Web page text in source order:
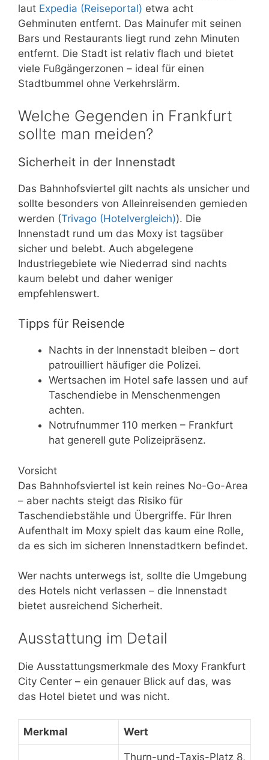
laut Expedia (Reiseportal) etwa acht
Gehminuten entfernt. Das Mainufer mit seinen
Bars und Restaurants liegt rund zehn Minuten
entfernt. Die Stadt ist relativ flach und bietet
viele Fußgängerzonen – ideal für einen
Stadtbummel ohne Verkehrslärm.
Welche Gegenden in Frankfurt
sollte man meiden?
Sicherheit in der Innenstadt
Das Bahnhofsviertel gilt nachts als unsicher und
sollte besonders von Alleinreisenden gemieden
werden (Trivago (Hotelvergleich)). Die
Innenstadt rund um das Moxy ist tagsüber
sicher und belebt. Auch abgelegene
Industriegebiete wie Niederrad sind nachts
kaum belebt und daher weniger
empfehlenswert.
Tipps für Reisende
Nachts in der Innenstadt bleiben – dort
patrouilliert häufiger die Polizei.
Wertsachen im Hotel safe lassen und auf
Taschendiebe in Menschenmengen
achten.
Notrufnummer 110 merken – Frankfurt
hat generell gute Polizeipräsenz.
Vorsicht
Das Bahnhofsviertel ist kein reines No-Go-Area
– aber nachts steigt das Risiko für
Taschendiebstähle und Übergriffe. Für Ihren
Aufenthalt im Moxy spielt das kaum eine Rolle,
da es sich im sicheren Innenstadtkern befindet.
Wer nachts unterwegs ist, sollte die Umgebung
des Hotels nicht verlassen – die Innenstadt
bietet ausreichend Sicherheit.
Ausstattung im Detail
Die Ausstattungsmerkmale des Moxy Frankfurt
City Center – ein genauer Blick auf das, was
das Hotel bietet und was nicht.
Merkmal Wert
Thurn-und-Taxis-Platz 8,